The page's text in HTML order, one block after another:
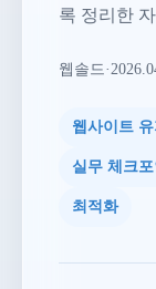
록 정리한
웹솔드·
웹사이트
실무 체크
최적화